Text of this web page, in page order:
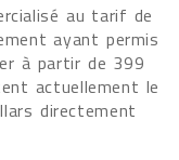
au tarif de
ayant permis
à partir de 399
actuellement le
directement